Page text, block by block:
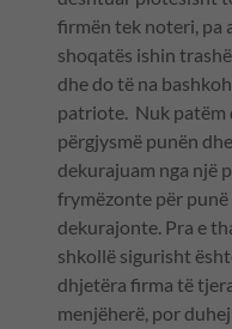
firmën tek noteri, pa
shoqatës ishin
dhe do të na
patriote. Nuk patëm
përgjysmë punën
dekurajuam nga një
frymëzonte për
dekurajonte. Pra e
shkollë sigurisht
dhjetëra firma të
menjëherë, por